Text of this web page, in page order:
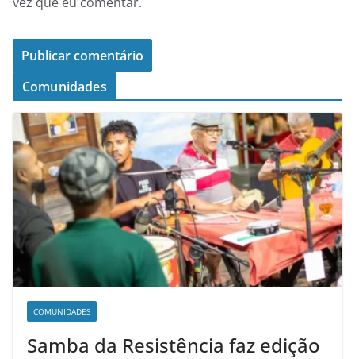
Comunidades
COMUNIDADES
Samba da Resistência faz edição